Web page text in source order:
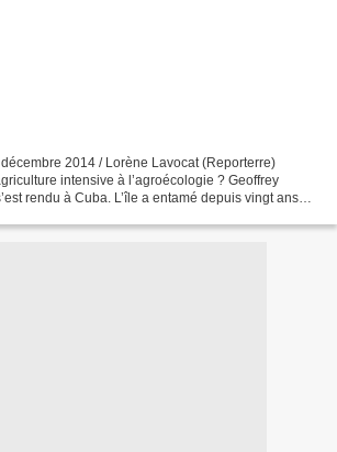
2014 / Lorène Lavocat (Reporterre)
intensive à l’agroécologie ? Geoffrey
rendu à Cuba. L’île a entamé depuis vingt ans